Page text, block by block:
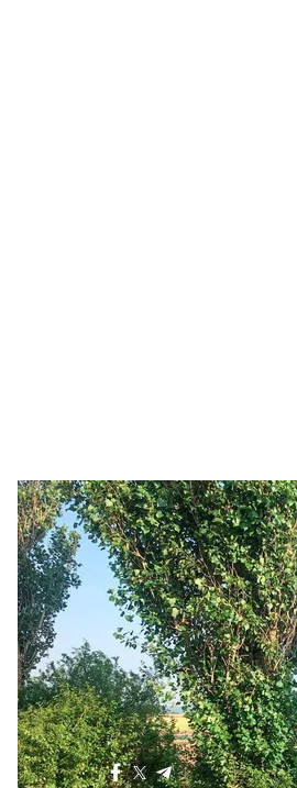
Глава КонстантиновскойОТГ,
члены экипажа не были
В полиции также отметили,
нарушения правил воздушных
Больше о: авария
Поделиться: